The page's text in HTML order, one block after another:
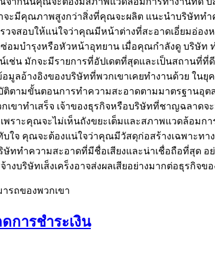
ะมีคุณภาพสูงกว่าสิ่งที่คุณจะผลิต แนะนำบริษัทท
จสอบให้แน่ใจว่าคุณมีหน้าต่างที่สะอาดเอี่ยมอ่อ
อมบำรุงหรือหัวหน้าอุทยาน เมื่อคุณกำลังดู บริษั
ช่น มักจะมีรายการที่อัปเดตที่สุดและเป็นสถานที่
ลอ้างอิงของบริษัทที่พวกเขาเคยทำงานด้วย ใ
ตามขั้นตอนการทำความสะอาดตามมาตรฐานอุ
เขาทำเสร็จ เจ้าของธุรกิจหรือบริษัทที่ชาญฉลาด
ราะคุณจะไม่เห็นถังขยะเต็มและสภาพแวดล้อม
จ คุณจะต้องแน่ใจว่าคุณมีวัสดุก่อสร้างเฉพาะท
ทำความสะอาดที่มีชื่อเสียงและน่าเชื่อถือที่สุด
งบริษัทเส็งเคร็งอาจส่งผลเสียอย่างมากต่อธุรกิจข
รถของพวกเขา
การชำระเงิน